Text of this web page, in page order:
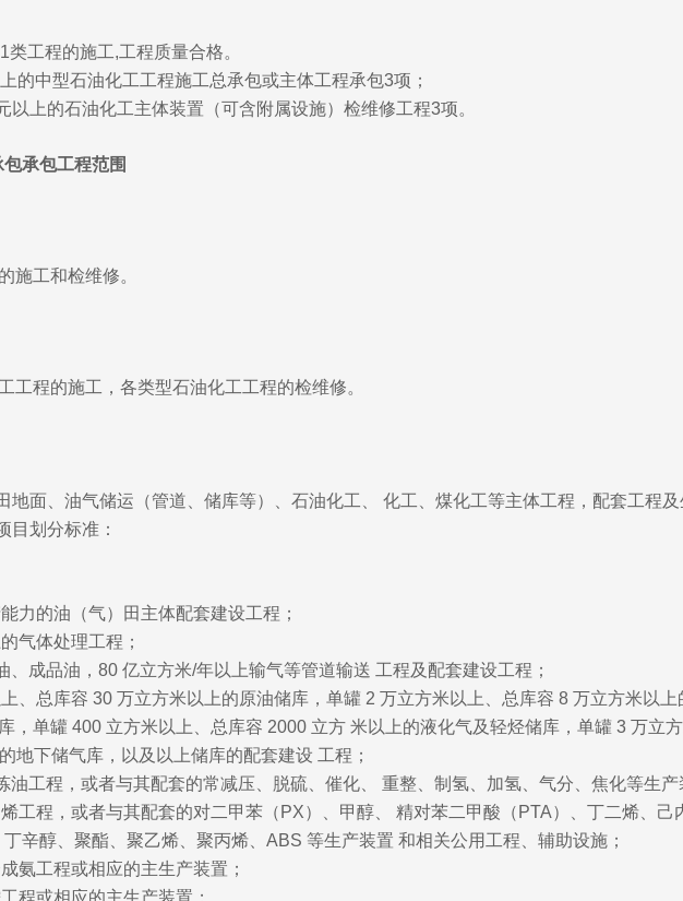
工程的施工,工程质量合格。
的中型石油化工工程施工总承包或主体工程承包3项；
以上的石油化工主体装置（可含附属设施）检维修工程3项。
承包工程范围
施工和检维修。
工程的施工，各类型石油化工工程的检维修。
地面、油气储运（管道、储库等）、石油化工、 化工、煤化工等主体工程，配套工程及
目划分标准：
力的油（气）田主体配套建设工程；
气体处理工程；
、成品油，80 亿立方米/年以上输气等管道输送 工程及配套建设工程；
上、总库容 30 万立方米以上的原油储库，单罐 2 万立方米以上、总库容 8 万立方米以
，单罐 400 立方米以上、总库容 2000 立方 米以上的液化气及轻烃储库，单罐 3 万立
地下储气库，以及以上储库的配套建设 工程；
油工程，或者与其配套的常减压、脱硫、催化、 重整、制氢、加氢、气分、焦化等生
烯工程，或者与其配套的对二甲苯（PX）、甲醇、 精对苯二甲酸（PTA）、丁二烯、
辛醇、聚酯、聚乙烯、聚丙烯、ABS 等生产装置 和相关公用工程、辅助设施；
氨工程或相应的主生产装置；
程或相应的主生产装置；